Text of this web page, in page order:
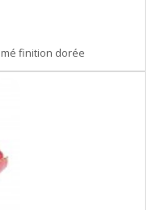
finition dorée